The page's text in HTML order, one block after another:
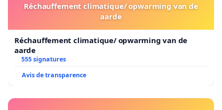
Réchauffement climatique/ opwarming van de
aarde
Réchauffement climatique/ opwarming van de
aarde
555 signatures
Avis de transparence